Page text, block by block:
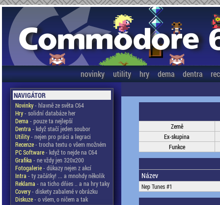
novinky utility hry dema dentra
NAVIGÁTOR
Novinky- hlavně ze světa C64
Hry- solidní databáze her
Dema - pouze ta nejlepší
Dentra - když stačí jeden soubor
Utility- nejen pro práci a legraci
Recenze- trocha textu o všem možném
PC Software- když to nejde na C64
Grafika - ne vždy jen 320x200
Fotogalerie- důkazy nejen z akcí
Intra - ty začátky! ... a mnohdy několik
Reklama - na ticho dňies .. a na hry taky
Covery- diskety zabalené v obrázku
Diskuze- o všem, o ničem a tak
Země
Ex-skupina
Funkce
Název
Nep Tunes #1